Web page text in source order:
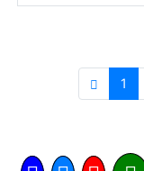
1